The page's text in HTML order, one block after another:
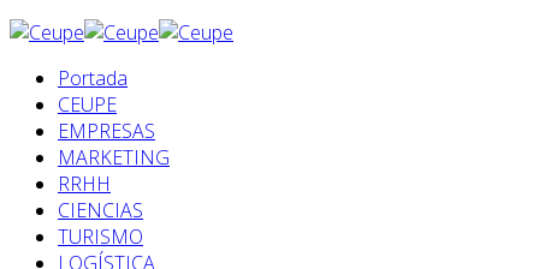
Portada
CEUPE
EMPRESAS
MARKETING
RRHH
CIENCIAS
TURISMO
LOGÍSTICA